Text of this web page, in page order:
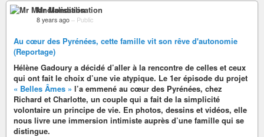
Mr Mondialisation
8 years ago – Public
Au cœur des Pyrénées, cette famille vit son rêve d'autonomie
(Reportage)
Hélène Gadoury a décidé d’aller à la rencontre de celles et ceux
qui ont fait le choix d’une vie atypique. Le 1er épisode du projet
« Belles Âmes » l’a emmené au cœur des Pyrénées, chez
Richard et Charlotte, un couple qui a fait de la simplicité
volontaire un principe de vie. En photos, dessins et vidéos, elle
nous livre une immersion intimiste auprès d’une famille qui se
distingue.